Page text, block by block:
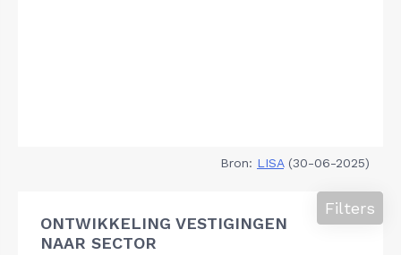
Bron: LISA(30-06-2025)
ONTWIKKELING VESTIGINGEN
NAAR SECTOR
Filters